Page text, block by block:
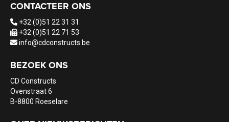
CONTACTEER ONS
+32 (0)51 22 31 31
+32 (0)51 22 71 53
info@cdconstructs.be
BEZOEK ONS
CD Constructs
Ovenstraat 6
B-8800 Roeselare